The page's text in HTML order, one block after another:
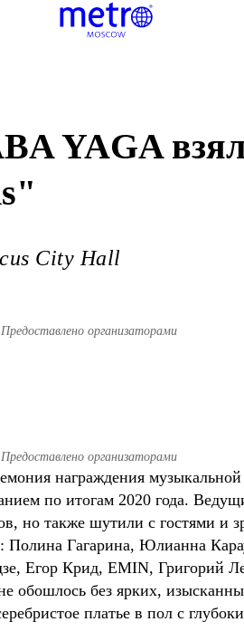
YAGA
City Hall
организаторами
организаторами
награждения
по итогам 2020 года.
но также шутили с гостями и
Полина Гагарина, Юлианна
Егор Крид, EMIN, Григорий
обошлось без ярких,
платье в пол с